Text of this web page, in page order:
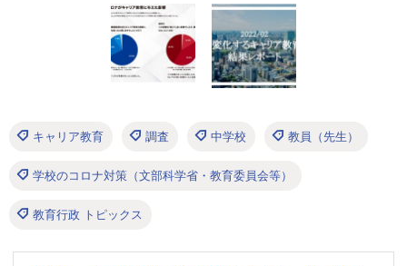
キャリア教育 調査 中学校 教員（先生）
学校のコロナ対策（文部科学省・教育委員会等）
教育行政 トピックス